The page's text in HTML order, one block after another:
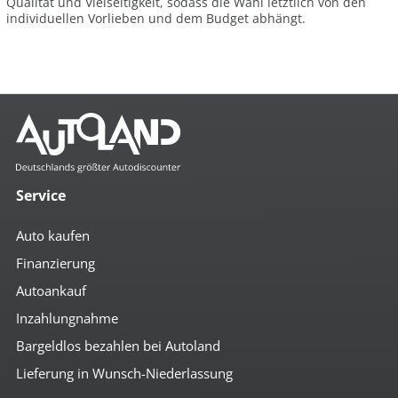
individuellen Vorlieben und dem Budget abhängt.
Service
Auto kaufen
Finanzierung
Autoankauf
Inzahlungnahme
Bargeldlos bezahlen bei Autoland
Lieferung in Wunsch-Niederlassung